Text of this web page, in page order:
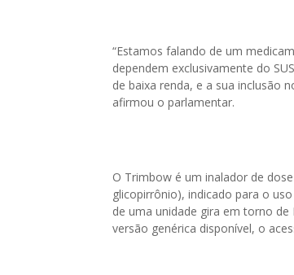
“Estamos falando de um
dependem exclusivamente do
de baixa renda, e a sua inclusão
afirmou o parlamentar.
O Trimbow é um inalador de
glicopirrônio), indicado para o
de uma unidade gira em torno
versão genérica disponível, o